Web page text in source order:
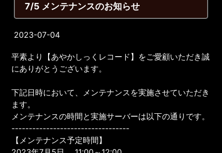
7/5 メンテナンスのお知らせ
2023-07-04
平素より【あやかしっくレコード】をご愛顧いただき誠
にありがとうございます。
下記日時において、メンテナンスを実施させていただき
ます。
メンテナンスの時間と実施サーバーは以下の通りです。
----------------------------------
【メンテナンス予定時間】